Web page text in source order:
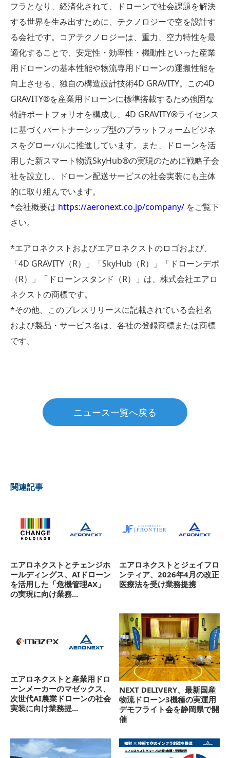
フラとなり、経済化されて、ドローンで社会課題を解決
する世界を生み出すために、テクノロジーで空を設計す
る会社です。コアテクノロジーは、重力、空力特性を最
適化することで、安定性・効率性・機動性といった産業
用ドローンの基本性能や物流専用ドローンの運搬性能を
向上させる、独自の構造設計技術4D GRAVITY。この4D
GRAVITY®︎を産業用ドローンに標準搭載するため強固な
特許ポートフォリオを構成し、4D GRAVITY®︎ライセンス
に基づくパートナーシップ型のプラットフォームビジネ
スをグローバルに推進しています。また、ドローンを活
用した新スマート物流SkyHub®の実現のために戦略子会
社を設立し、ドローン配送サービスの社会実装にも主体
的に取り組んでいます。
*会社概要は https://aeronext.co.jp/company/ をご覧下
さい。
*エアロネクストおよびエアロネクストのロゴおよび、
「4D GRAVITY（R）」「SkyHub（R）」「ドローンデポ
（R）」「ドローンスタンド（R）」は、株式会社エアロ
ネクストの商標です。
*その他、このプレスリリースに記載されている会社名
および製品・サービス名は、各社の登録商標または商標
です。
ニュース一覧へ戻る
関連記事
エアロネクストとチェンジホ
ールディングス、AIドローン
を活用した「危機管理AX」
の実現に向け業務...
エアロネクストとジェイフロ
ンティア、2026年4月の改正
医療法を受け業務提携
エアロネクストと産業用ドロ
ーンメーカーのマゼックス、
次世代AI農業ドローンの社会
実装に向け業務提...
NEXT DELIVERY、最新国産
物流ドローン3機種の実運用
デモフライト会を静岡県で開
催